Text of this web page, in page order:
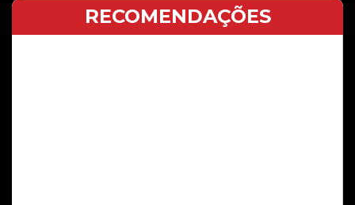
RECOMENDAÇÕES